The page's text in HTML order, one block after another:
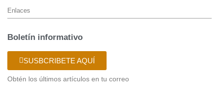
Enlaces
Boletín informativo
SUSBCRIBETE AQUÍ
Obtén los últimos artículos en tu correo